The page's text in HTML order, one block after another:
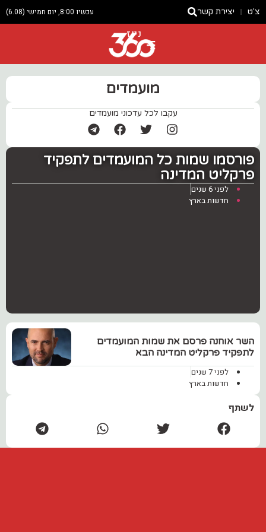
צ'ט יצירת קשר עכשיו 8:00, יום חמישי (6.08)
ניוז
מועמדים
עקבו לכל עדכוני מועמדים
‏פורסמו שמות כל המועמדים לתפקיד
פרקליט המדינה
לפני 6 שנים
חדשות בארץ
‏השר אוחנה פרסם את שמות המועמדים
לתפקיד פרקליט המדינה הבא
לפני 7 שנים
חדשות בארץ
לשתף